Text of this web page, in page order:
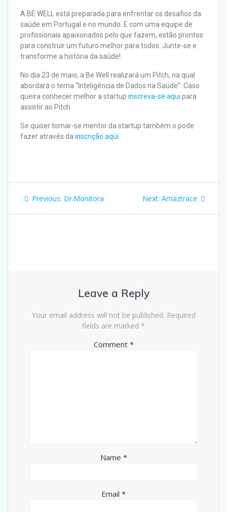
A BE WELL está preparada para enfrentar os desafios da
saúde em Portugal e no mundo. E com uma equipe de
profissionais apaixonados pelo que fazem, estão prontos
para construir um futuro melhor para todos. Junte-se e
transforme a história da saúde!
No dia 23 de maio, a Be Well realizará um Pitch, na qual
abordará o tema “Inteligência de Dados na Saúde”. Caso
queira conhecer melhor a startup inscreva-se aqui para
assistir ao Pitch.
Se quiser tornar-se mentor da startup também o pode
fazer através da inscrição aqui.
Previous: Dr.Monitora Next: Amaztrace
Leave a Reply
Your email address will not be published. Required
fields are marked *
Comment *
Name *
Email *